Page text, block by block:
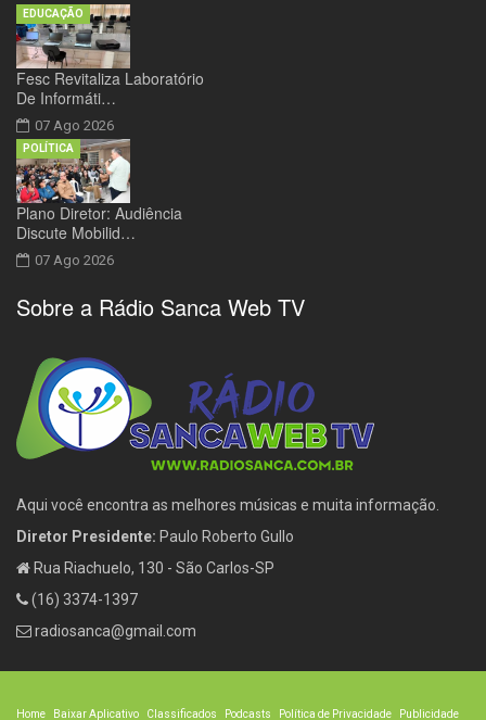
Fesc Revitaliza Laboratório
De Informáti…
07 Ago 2026
EDUCAÇÃO
Plano Diretor: Audiência
Discute Mobilid…
07 Ago 2026
POLÍTICA
Sobre a Rádio Sanca Web TV
Aqui você encontra as melhores músicas e muita informação.
Diretor Presidente: Paulo Roberto Gullo
Rua Riachuelo, 130 - São Carlos-SP
(16) 3374-1397
radiosanca@gmail.com
Home Baixar Aplicativo Classificados Podcasts Política de Privacidade Publicidade